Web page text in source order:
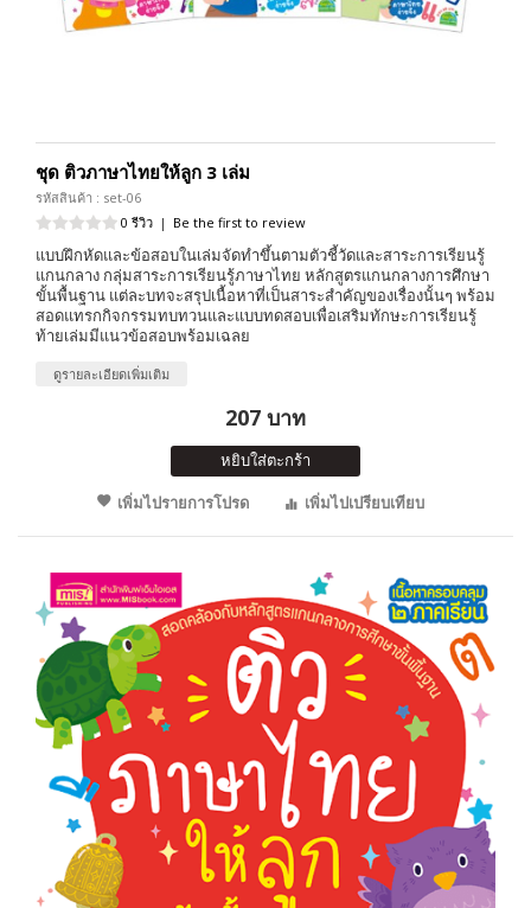
ชุด ติวภาษาไทยให้ลูก 3 เล่ม
รหัสสินค้า : set-06
0 รีวิว | Be the first to review
แบบฝึกหัดและข้อสอบในเล่มจัดทำขึ้นตามตัวชี้วัดและสาระการเรียนรู้
แกนกลาง กลุ่มสาระการเรียนรู้ภาษาไทย หลักสูตรแกนกลางการศึกษา
ขั้นพื้นฐาน แต่ละบทจะสรุปเนื้อหาที่เป็นสาระสำคัญของเรื่องนั้นๆ พร้อม
สอดแทรกกิจกรรมทบทวนและแบบทดสอบเพื่อเสริมทักษะการเรียนรู้
ท้ายเล่มมีแนวข้อสอบพร้อมเฉลย
ดูรายละเอียดเพิ่มเติม
207 บาท
หยิบใส่ตะกร้า
เพิ่มไปรายการโปรด
เพิ่มไปเปรียบเทียบ